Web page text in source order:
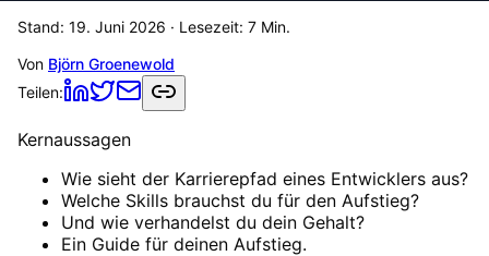
Stand: 19. Juni 2026 · Lesezeit: 7 Min.
Von Björn Groenewold
Teilen:
Kernaussagen
Wie sieht der Karrierepfad eines Entwicklers aus?
Welche Skills brauchst du für den Aufstieg?
Und wie verhandelst du dein Gehalt?
Ein Guide für deinen Aufstieg.